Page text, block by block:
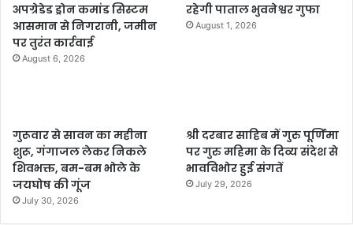
अपग्रेडेड ड्रोन कमांड सिस्टम
आसमान से निगरानी, जमीन
पर तुरंत कार्रवाई
August 6, 2026
रहेगी पाताल भुवनेश्वर गुफा
August 1, 2026
गुरूवार से सावन का महीना
शुरू, गंगाजल लेकर निकले
शिवभक्त, बम-बम भोले के
जयघोष की गूंज
July 30, 2026
श्री दरबार साहिब में गुरु पूर्णिमा
पर गुरु महिमा के दिव्य संदेश से
भावविभोर हुई संगतें
July 29, 2026